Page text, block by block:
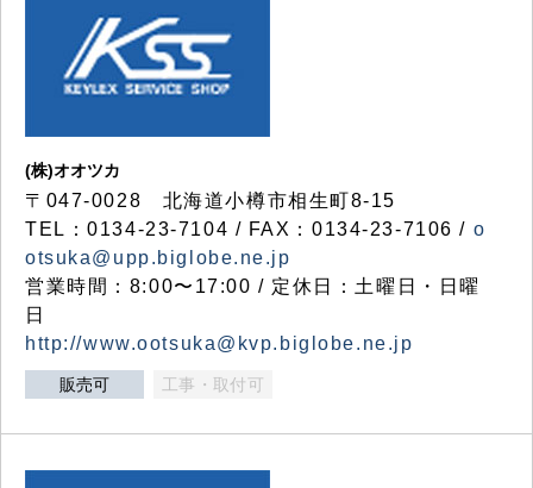
(株)オオツカ
〒047-0028 北海道小樽市相生町8-15
TEL：0134-23-7104 / FAX：0134-23-7106 / o
otsuka@upp.biglobe.ne.jp
営業時間：8:00〜17:00 / 定休日：土曜日・日曜
日
http://www.ootsuka@kvp.biglobe.ne.jp
販売可 工事・取付可